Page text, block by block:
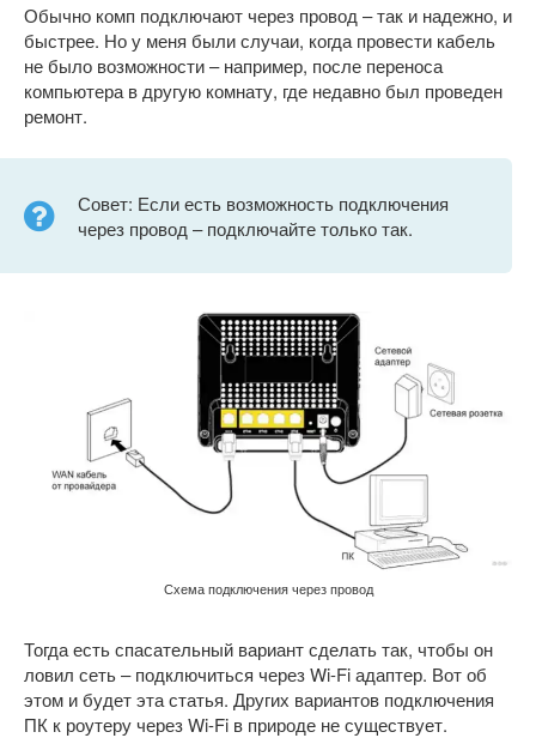
Обычно комп подключают через провод – так и надежно, и
быстрее. Но у меня были случаи, когда провести кабель
не было возможности – например, после переноса
компьютера в другую комнату, где недавно был проведен
ремонт.
Совет: Если есть возможность подключения
через провод – подключайте только так.
Схема подключения через провод
Тогда есть спасательный вариант сделать так, чтобы он
ловил сеть – подключиться через Wi-Fi адаптер. Вот об
этом и будет эта статья. Других вариантов подключения
ПК к роутеру через Wi-Fi в природе не существует.